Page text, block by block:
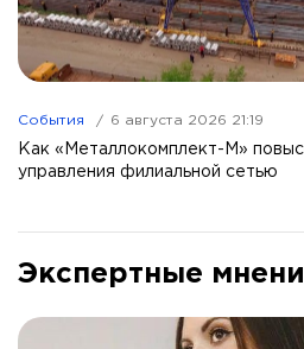
События 6 августа 2026 21:19
Как «Металлокомплект-М»
управления филиальной сетью
Экспертные